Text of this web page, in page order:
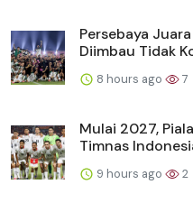
Persebaya
Diimbau Tidak
8 hours ago 7
Mulai 2027,
Timnas
9 hours ago 2